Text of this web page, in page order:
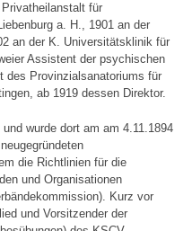
für
a. H., 1901 an der
an der K. Universitätsklinik für
Assistent der psychischen
des Provinzialsanatoriums für
ab 1919 dessen Direktor.
wurde dort am am 4.11.1894
die Richtlinien für die
und Organisationen
Kurz vor
und Vorsitzender der